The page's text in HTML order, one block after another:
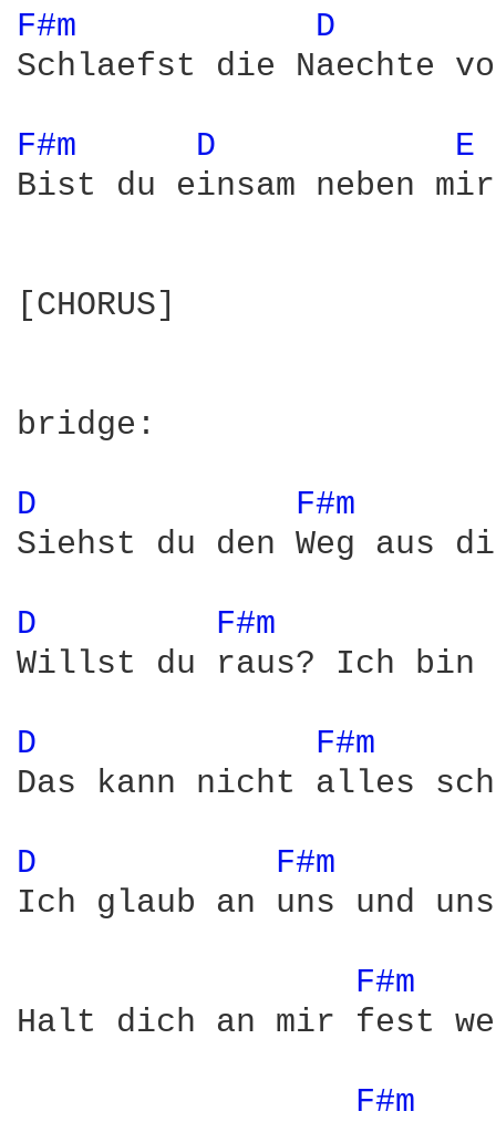
F#m
D
Schlaefst die Naechte
F#m D
E
Bist du einsam neben
[CHORUS]
bridge:
D
F#m
Siehst du den Weg aus
D
F#m
Willst du raus? Ich
D
F#m
Das kann nicht alles
D
F#m
Ich glaub an uns und
F#m
Halt dich an mir fest
F#m